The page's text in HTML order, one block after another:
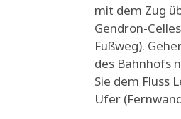
mit dem Zug
Gendron-
Fußweg).
des Bahnhofs
Sie dem Fluss
Ufer